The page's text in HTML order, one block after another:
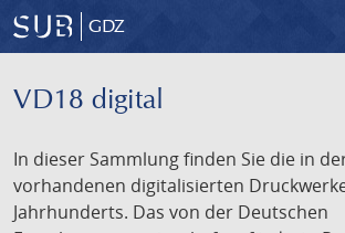
GDZ
VD18 digital
In dieser Sammlung finden Sie die in
vorhandenen digitalisierten
Jahrhunderts. Das von der Deutschen